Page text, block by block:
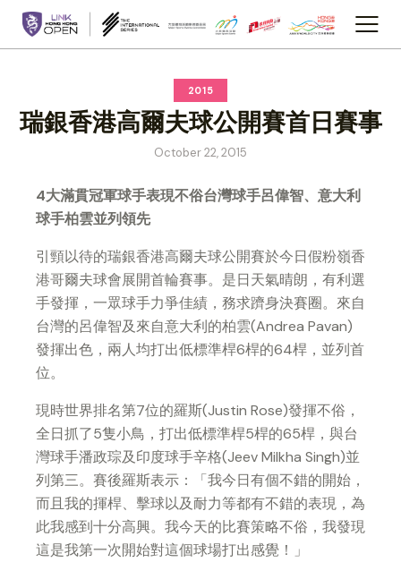
2015
瑞銀香港高爾夫球公開賽首日賽事
October 22, 2015
4大滿貫冠軍球手表現不俗台灣球手呂偉智、意大利
球手柏雲並列領先
引頸以待的瑞銀香港高爾夫球公開賽於今日假粉嶺香
港哥爾夫球會展開首輪賽事。是日天氣晴朗，有利選
手發揮，一眾球手力爭佳績，務求躋身決賽圈。來自
台灣的呂偉智及來自意大利的柏雲(Andrea Pavan)
發揮出色，兩人均打出低標準桿6桿的64桿，並列首
位。
現時世界排名第7位的羅斯(Justin Rose)發揮不俗，
全日抓了5隻小鳥，打出低標準桿5桿的65桿，與台
灣球手潘政琮及印度球手辛格(Jeev Milkha Singh)並
列第三。賽後羅斯表示：「我今日有個不錯的開始，
而且我的揮桿、擊球以及耐力等都有不錯的表現，為
此我感到十分高興。我今天的比賽策略不俗，我發現
這是我第一次開始對這個球場打出感覺！」